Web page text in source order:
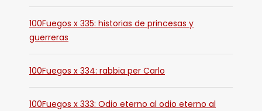
100Fuegos x 335: historias de princesas y
guerreras
100Fuegos x 334: rabbia per Carlo
100Fuegos x 333: Odio eterno al odio eterno al